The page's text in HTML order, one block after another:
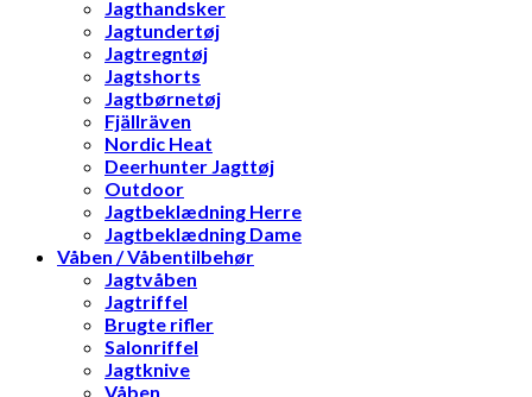
Jagthandsker
Jagtundertøj
Jagtregntøj
Jagtshorts
Jagtbørnetøj
Fjällräven
Nordic Heat
Deerhunter Jagttøj
Outdoor
Jagtbeklædning Herre
Jagtbeklædning Dame
Våben / Våbentilbehør
Jagtvåben
Jagtriffel
Brugte rifler
Salonriffel
Jagtknive
Våben